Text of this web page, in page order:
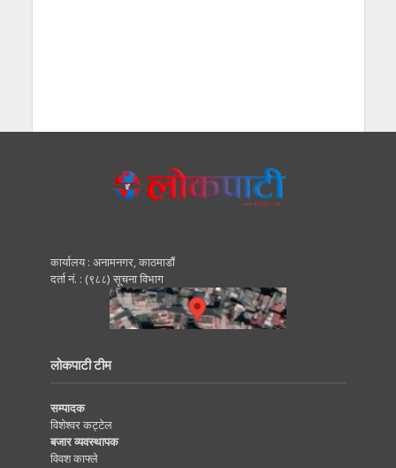
कार्यालय : अनामनगर, काठमाडाैं
दर्ता नं. : (९८८) सूचना विभाग
लोकपाटी टीम
सम्पादक
विशेश्वर कट्टेल
बजार व्यवस्थापक
विवश काफ्ले